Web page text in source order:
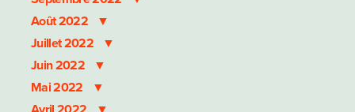
Août 2022
Juillet 2022
Juin 2022
Mai 2022